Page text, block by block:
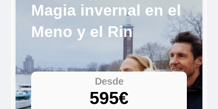
Magia invernal en el
Meno y el Rin
Desde
595€